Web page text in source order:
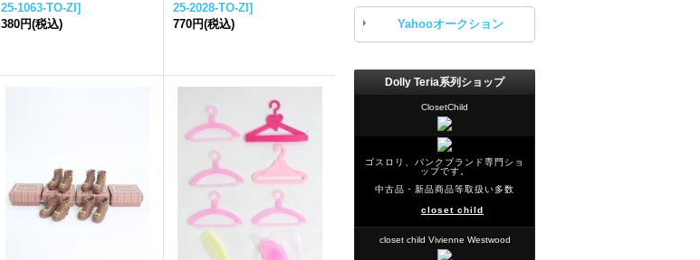
25-1063-TO-ZI ]
380円(税込)
25-2028-TO-ZI ]
770円(税込) Yahooオークション
Dolly Teria系列ショップ
ClosetChild
ゴスロリ、パンクブランド専門ショ
ップです。
中古品・新品商品等取扱い多数
closet child
closet child Vivienne Westwood